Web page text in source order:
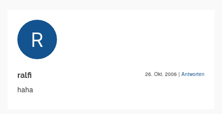
ralfi 26. Okt. 2006 | Antworten
haha